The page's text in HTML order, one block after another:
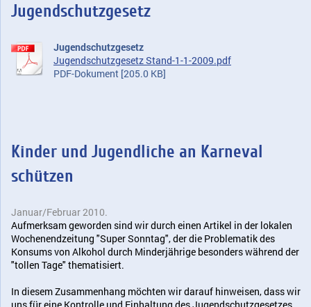
Jugendschutzgesetz
Jugendschutzgesetz
Jugendschutzgesetz Stand-1-1-2009.pdf
PDF-Dokument [205.0 KB]
Kinder und Jugendliche an Karneval
schützen
Januar/Februar 2010.
Aufmerksam geworden sind wir durch einen Artikel in der lokalen
Wochenendzeitung "Super Sonntag", der die Problematik des
Konsums von Alkohol durch Minderjährige besonders während der
"tollen Tage" thematisiert.
In diesem Zusammenhang möchten wir darauf hinweisen, dass wir